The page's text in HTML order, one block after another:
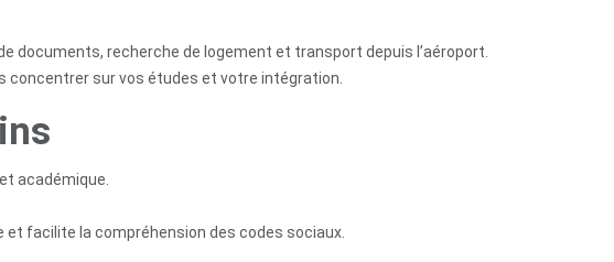
documents, recherche de logement et transport depuis l’aéroport.
concentrer sur vos études et votre intégration.
académique.
facilite la compréhension des codes sociaux.